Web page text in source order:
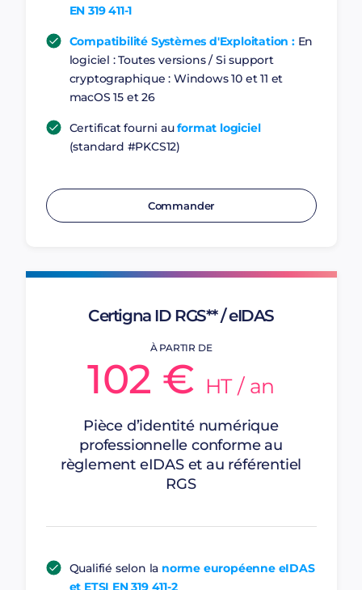
EN 319 411-1
Compatibilité Systèmes d'Exploitation :En
logiciel : Toutes versions / Si support
cryptographique : Windows 10 et 11 et
macOS 15 et 26
Certificat fourni auformat logiciel
(standard #PKCS12)
Commander
Certigna ID RGS** / eIDAS
À PARTIR DE
102 € HT / an
Pièce d’identité numérique
professionnelle conforme au
règlement eIDAS et au référentiel
RGS
Qualifié selon la norme européenne eIDAS
et ETSI EN 319 411-2